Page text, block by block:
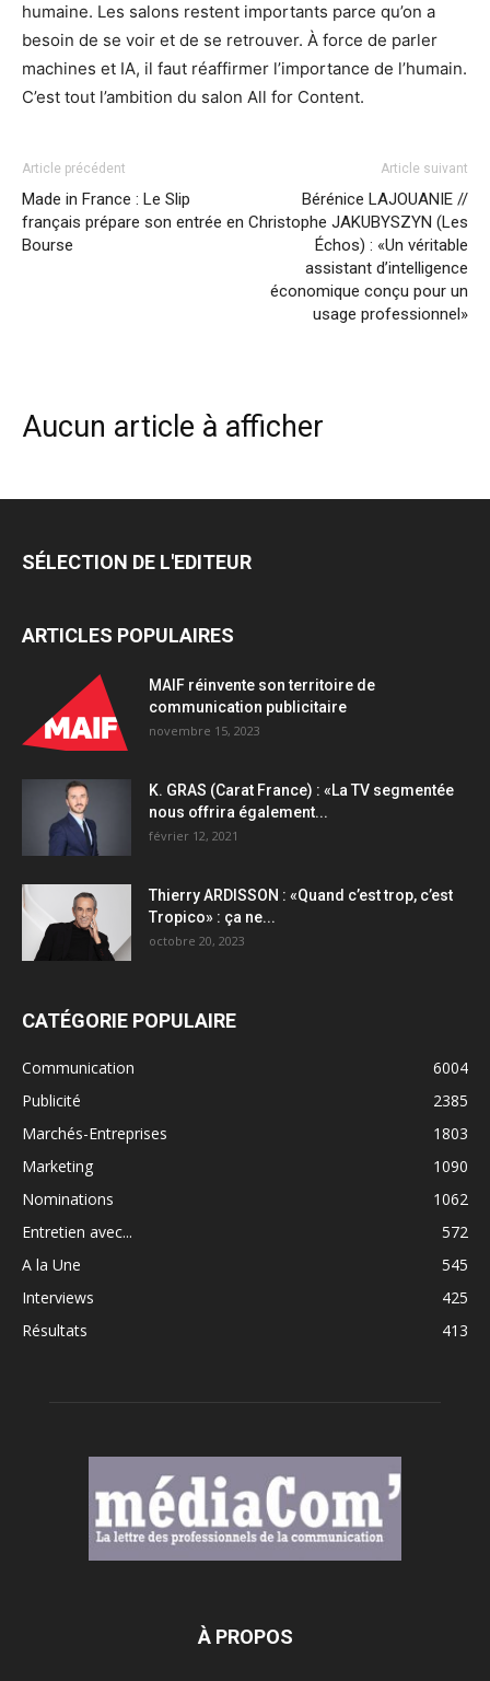
humaine. Les salons restent importants parce qu’on a
besoin de se voir et de se retrouver. À force de parler
machines et IA, il faut réaffirmer l’importance de l’humain.
C’est tout l’ambition du salon All for Content.
Article précédent
Made in France : Le Slip
français prépare son entrée en
Bourse
Article suivant
Bérénice LAJOUANIE //
Christophe JAKUBYSZYN (Les
Échos) : «Un véritable
assistant d’intelligence
économique conçu pour un
usage professionnel»
Aucun article à afficher
SÉLECTION DE L'EDITEUR
ARTICLES POPULAIRES
MAIF réinvente son territoire de
communication publicitaire
novembre 15, 2023
K. GRAS (Carat France) : «La TV segmentée
nous offrira également...
février 12, 2021
Thierry ARDISSON : «Quand c’est trop, c’est
Tropico» : ça ne...
octobre 20, 2023
CATÉGORIE POPULAIRE
Communication
6004
Publicité
2385
Marchés-Entreprises
1803
Marketing
1090
Nominations
1062
Entretien avec...
572
A la Une
545
Interviews
425
Résultats
413
À PROPOS